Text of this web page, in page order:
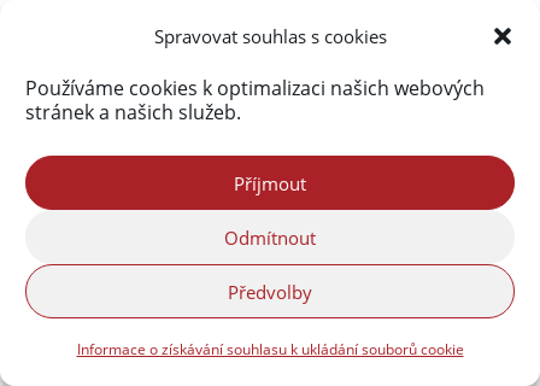
Spravovat souhlas s cookies
Používáme cookies k optimalizaci našich webových
stránek a našich služeb.
Příjmout
Odmítnout
Předvolby
Informace o získávání souhlasu k ukládání souborů cookie